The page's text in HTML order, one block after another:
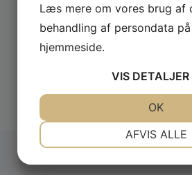
Udforsk alle
Læs mere om vores brug af
behandling af persondata
hjemmeside.
VIS DETALJER
AFVIS ALLE
OK